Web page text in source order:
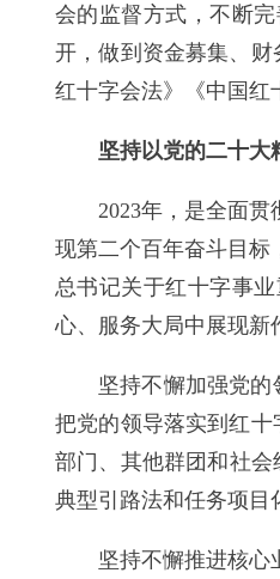
会的监督方式，不断
开，做到资金募集、
红十字会法》《中国红
坚持以党的二十大
2023年，是全面
现第二个百年奋斗目标
总书记关于红十字事
心、服务大局中展现新
坚持不懈加强党
把党的领导落实到红
部门、其他群团和社
典型引路法和任务项目
坚持不懈推进核心